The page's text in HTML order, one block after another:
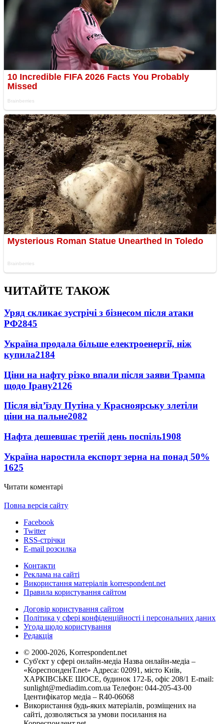
ЧИТАЙТЕ ТАКОЖ
Уряд скликає зустрічі з бізнесом після атаки
РФ2845
Україна продала більше електроенергії, ніж
купила2184
Ціни на нафту різко впали після заяви Трампа
щодо Ірану2126
Після від’їзду Путіна у Красноярську злетіли
ціни на пальне2082
Нафта дешевшає третій день поспіль1908
Україна наростила експорт зерна на понад 50%
1625
Читати коментарі
Повна версія сайту
Facebook
Twitter
RSS-стрічки
E-mail розсилка
Контакти
Реклама на сайті
Використання матеріалів korrespondent.net
Правила користування сайтом
Договір користування сайтом
Політика у сфері конфіденційності і персональних даних
Угода щодо користування
Редакція
© 2000-2026, Korrespondent.net
Суб'єкт у сфері онлайн-медіа Назва онлайн-медіа –
«КореспонденТ.net» Адреса: 02091, місто Київ,
ХАРКІВСЬКЕ ШОСЕ, будинок 172-Б, офіс 208/1 E-mail:
sunlight@mediadim.com.ua Телефон: 044-205-43-00
Ідентифікатор медіа – R40-06068
Використання будь-яких матеріалів, розміщених на
сайті, дозволяється за умови посилання на